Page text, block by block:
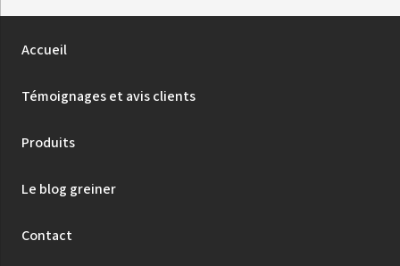
Accueil
Témoignages et avis clients
Produits
Le blog greiner
Contact